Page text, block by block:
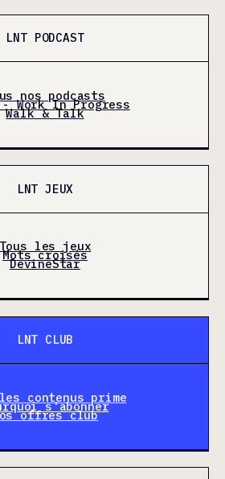
LNT PODCAST
nos podcasts
- Work In Progress
Walk & Talk
LNT JEUX
Tous les jeux
Mots croisés
DevineStar
LNT CLUB
contenus prime
s'abonner
offres club